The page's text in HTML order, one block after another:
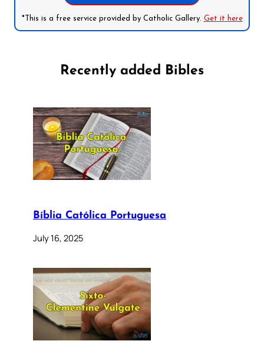
*This is a free service provided by Catholic Gallery. Get it here
Recently added Bibles
Bíblia Católica Portuguesa
July 16, 2025